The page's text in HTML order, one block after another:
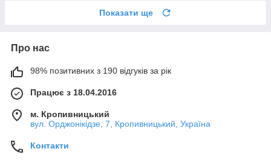
Показати ще
Про нас
98% позитивних з 190 відгуків за рік
Працює з 18.04.2016
м. Кропивницький
вул. Орджонікідзе, 7, Кропивницький, Україна
Контакти